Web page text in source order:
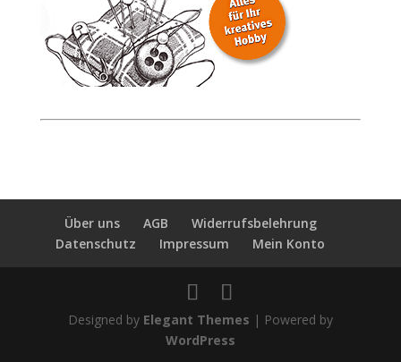
Über uns AGB
Widerrufsbelehrung
Datenschutz
Impressum Mein Konto
Designed by Elegant Themes | Powered by
WordPress